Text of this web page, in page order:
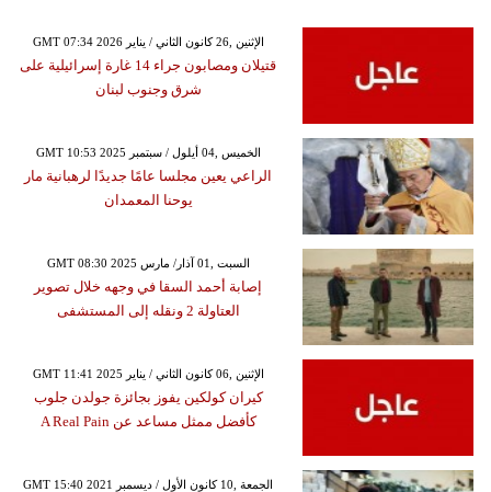
GMT 07:34 2026 الإثنين ,26 كانون الثاني / يناير
قتيلان ومصابون جراء 14 غارة إسرائيلية على
شرق وجنوب لبنان
GMT 10:53 2025 الخميس ,04 أيلول / سبتمبر
الراعي يعين مجلسا عامًا جديدًا لرهبانية مار
يوحنا المعمدان
GMT 08:30 2025 السبت ,01 آذار/ مارس
إصابة أحمد السقا في وجهه خلال تصوير
العتاولة 2 ونقله إلى المستشفى
GMT 11:41 2025 الإثنين ,06 كانون الثاني / يناير
كيران كولكين يفوز بجائزة جولدن جلوب
كأفضل ممثل مساعد عن A Real Pain
GMT 15:40 2021 الجمعة ,10 كانون الأول / ديسمبر